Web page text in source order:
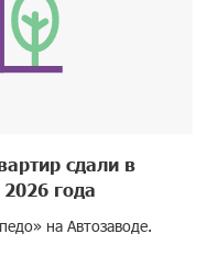
сдали в
года
на Автозаводе.